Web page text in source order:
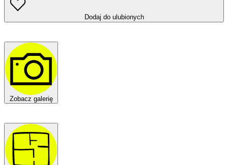
Dodaj do ulubionych
Zobacz galerię